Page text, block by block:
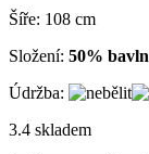
Šíře: 108 cm
Složení: 50%
Údržba:
3.4 skladem